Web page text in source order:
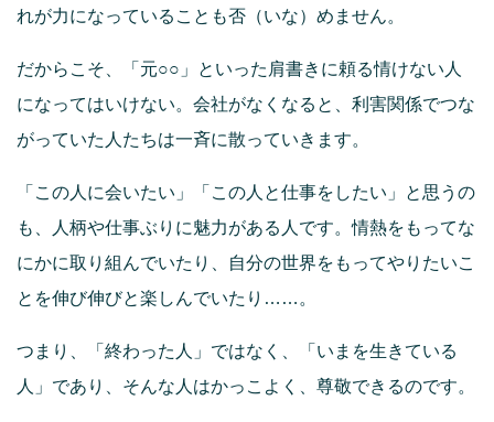
れが力になっていることも否（いな）めません。
だからこそ、「元○○」といった肩書きに頼る情けない人
になってはいけない。会社がなくなると、利害関係でつな
がっていた人たちは一斉に散っていきます。
「この人に会いたい」「この人と仕事をしたい」と思うの
も、人柄や仕事ぶりに魅力がある人です。情熱をもってな
にかに取り組んでいたり、自分の世界をもってやりたいこ
とを伸び伸びと楽しんでいたり……。
つまり、「終わった人」ではなく、「いまを生きている
人」であり、そんな人はかっこよく、尊敬できるのです。